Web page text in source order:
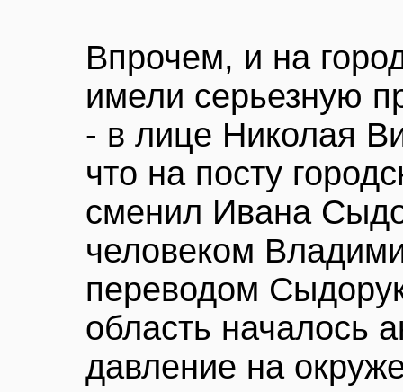
Впрочем, и на
имели серьезную
- в лице Николая
что на посту
сменил Ивана
человеком
переводом
область началось
давление на